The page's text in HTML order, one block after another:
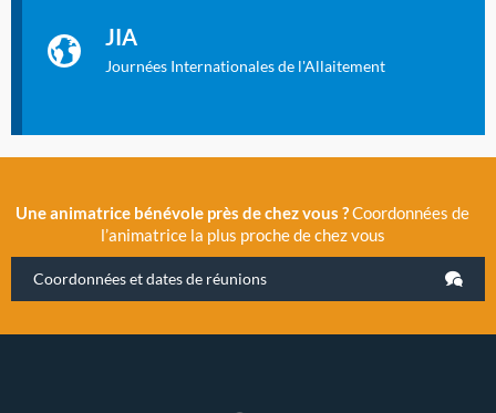
JIA
Journées Internationales de l'Allaitement
2019 la 11e Journée Internationale de l’Allaitement, un
évènement exceptionnel organisé par LLL France.
Une animatrice bénévole près de chez vous ?Coordonnées de
l’animatrice la plus proche de chez vous
Coordonnées et dates de réunions